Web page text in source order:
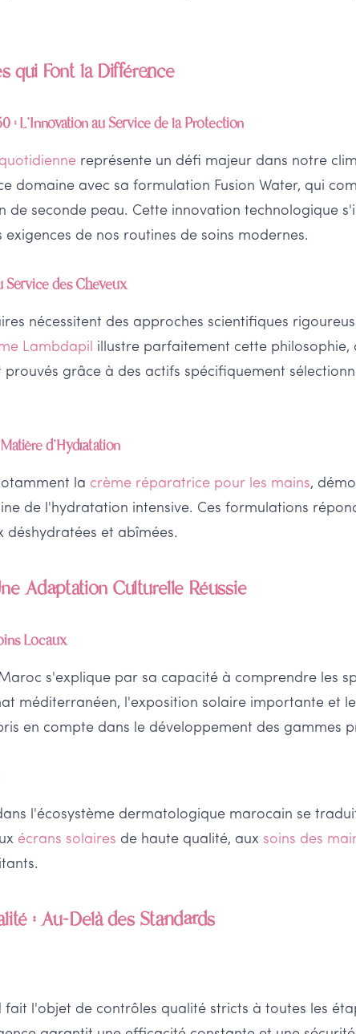
qui Font la Différence
: L'Innovation au Service de la Protection
représente un défi majeur dans notre
domaine avec sa formulation Fusion Water, qui
de seconde peau. Cette innovation technologique
de nos routines de soins modernes.
Service des Cheveux
nécessitent des approches scientifiques
Lambdapil illustre parfaitement cette philosophie,
prouvés grâce à des actifs spécifiquement
d'Hydratation
la crème réparatrice pour les mains,
de l'hydratation intensive. Ces formulations
déshydratées et abîmées.
Adaptation Culturelle Réussie
Locaux
s'explique par sa capacité à comprendre les
méditerranéen, l'exposition solaire importante et
en compte dans le développement des gammes
l'écosystème dermatologique marocain se
écrans solaires de haute qualité, aux soins des
: Au-Delà des Standards
fait l'objet de contrôles qualité stricts à toutes les